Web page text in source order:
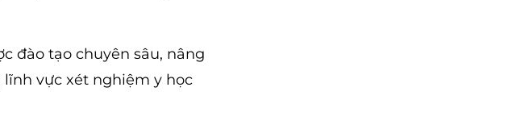
đào tạo chuyên sâu, nâng
vực xét nghiệm y học